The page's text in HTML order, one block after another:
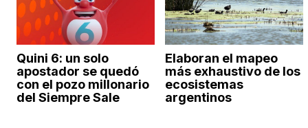
Quini 6: un solo
apostador se quedó
con el pozo millonario
del Siempre Sale
Elaboran el mapeo
más exhaustivo de los
ecosistemas
argentinos